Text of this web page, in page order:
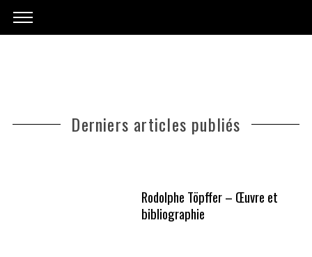
Derniers articles publiés
Rodolphe Töpffer – Œuvre et
bibliographie